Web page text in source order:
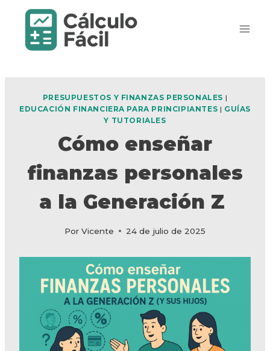
Saltar
contenido
PRESUPUESTOS Y FINANZAS PERSONALES |
EDUCACIÓN FINANCIERA PARA PRINCIPIANTES | GUÍAS
Y TUTORIALES
Cómo enseñar
finanzas personales
a la Generación Z
Por Vicente 24 de julio de 2025